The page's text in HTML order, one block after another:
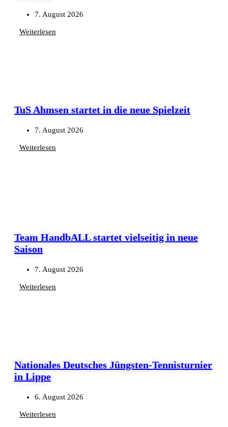
7. August 2026
Weiterlesen
TuS Ahmsen startet in die neue Spielzeit
7. August 2026
Weiterlesen
Team HandbALL startet vielseitig in neue
Saison
7. August 2026
Weiterlesen
Nationales Deutsches Jüngsten-Tennisturnier
in Lippe
6. August 2026
Weiterlesen